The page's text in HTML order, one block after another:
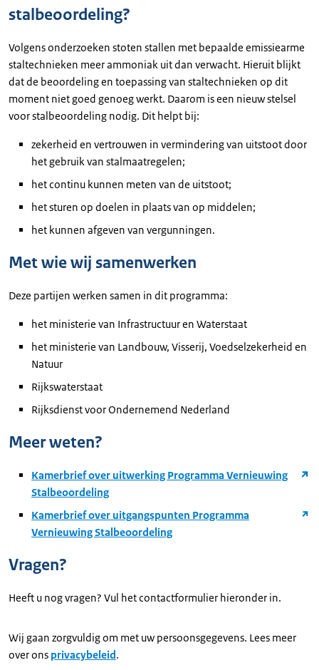
stalbeoordeling?
Volgens onderzoeken stoten stallen met bepaalde emissiearme
staltechnieken meer ammoniak uit dan verwacht. Hieruit blijkt
dat de beoordeling en toepassing van staltechnieken op dit
moment niet goed genoeg werkt. Daarom is een nieuw stelsel
voor stalbeoordeling nodig. Dit helpt bij:
zekerheid en vertrouwen in vermindering van uitstoot door
het gebruik van stalmaatregelen;
het continu kunnen meten van de uitstoot;
het sturen op doelen in plaats van op middelen;
het kunnen afgeven van vergunningen.
Met wie wij samenwerken
Deze partijen werken samen in dit programma:
het ministerie van Infrastructuur en Waterstaat
het ministerie van Landbouw, Visserij, Voedselzekerheid en
Natuur
Rijkswaterstaat
Rijksdienst voor Ondernemend Nederland
Meer weten?
Kamerbrief over uitwerking Programma Vernieuwing
Stalbeoordeling
Kamerbrief over uitgangspunten Programma
Vernieuwing Stalbeoordeling
Vragen?
Heeft u nog vragen? Vul het contactformulier hieronder in.
Wij gaan zorgvuldig om met uw persoonsgegevens. Lees meer
over ons privacybeleid.